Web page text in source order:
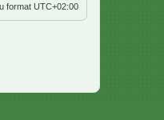
format UTC+02:00